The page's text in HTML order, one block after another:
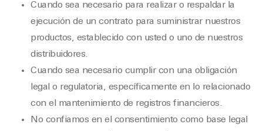
Cuando sea necesario para realizar o respaldar la
ejecución de un contrato para suministrar nuestros
productos, establecido con usted o uno de nuestros
distribuidores.
Cuando sea necesario cumplir con una obligación
legal o regulatoria, específicamente en lo relacionado
con el mantenimiento de registros financieros.
No confiamos en el consentimiento como base legal